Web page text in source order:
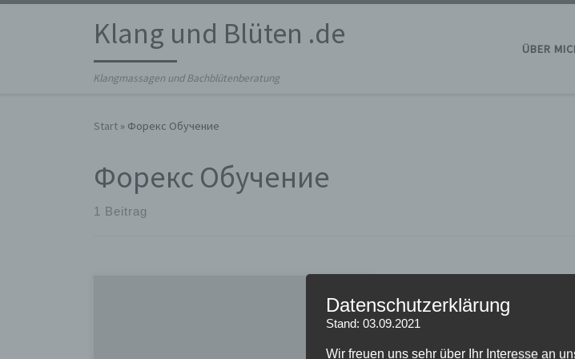
Zum Inhalt springenKlang und Blüten .de
Klangmassagen und Bachblütenberatung
ÜBER
Start » Форекс Обучение
Форекс Обучение
1 Beitrag
торговых отношений на рынке Форекс. Чтобы
отразить на счету выгоду по открытой позиции,
созданной благодаря разнице между размером и
Datenschutzerklärung
Stand: 03.09.2021
Wir freuen uns sehr über Ihr Interesse an